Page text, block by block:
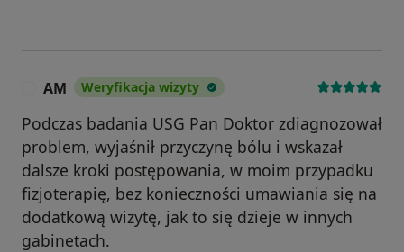
AM Weryfikacja wizyty
Podczas badania USG Pan Doktor zdiagnozował
problem, wyjaśnił przyczynę bólu i wskazał
dalsze kroki postępowania, w moim przypadku
fizjoterapię, bez konieczności umawiania się na
dodatkową wizytę, jak to się dzieje w innych
gabinetach.